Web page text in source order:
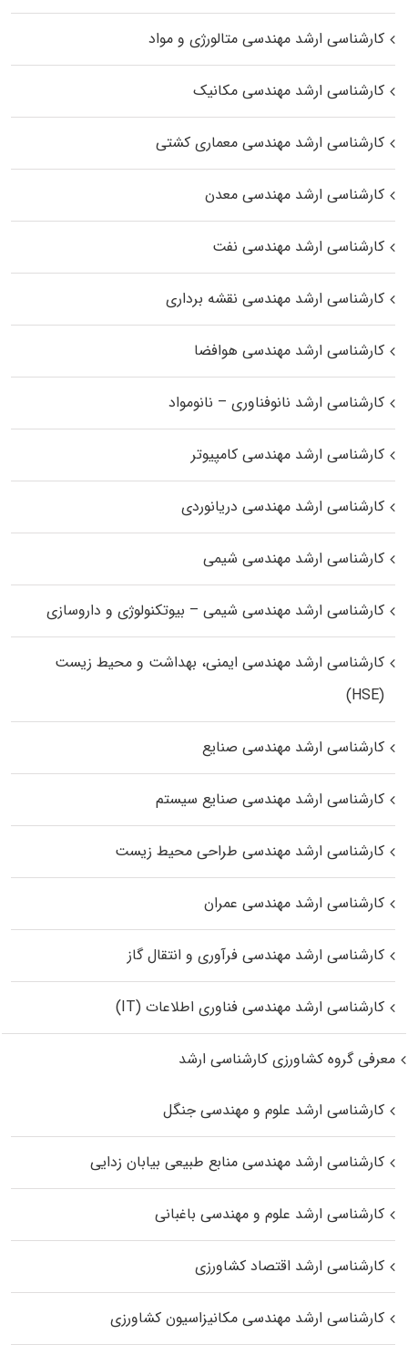
کارشناسی ارشد مهندسی متالورژی و مواد
کارشناسی ارشد مهندسی مکانیک
کارشناسی ارشد مهندسی معماری کشتی
کارشناسی ارشد مهندسی معدن
کارشناسی ارشد مهندسی نفت
کارشناسی ارشد مهندسی نقشه برداری
کارشناسی ارشد مهندسی هوافضا
کارشناسی ارشد نانوفناوری – نانومواد
کارشناسی ارشد مهندسی کامپیوتر
کارشناسی ارشد مهندسی دریانوردی
کارشناسی ارشد مهندسی شیمی
کارشناسی ارشد مهندسی شیمی – بیوتکنولوژی و داروسازی
کارشناسی ارشد مهندسی ایمنی، بهداشت و محیط زیست
(HSE)
کارشناسی ارشد مهندسی صنایع
کارشناسی ارشد مهندسی صنایع سیستم
کارشناسی ارشد مهندسی طراحی محیط زیست
کارشناسی ارشد مهندسی عمران
کارشناسی ارشد مهندسی فرآوری و انتقال گاز
کارشناسی ارشد مهندسی فناوری اطلاعات (IT)
معرفی گروه کشاورزی کارشناسی ارشد
کارشناسی ارشد علوم و مهندسی جنگل
کارشناسی ارشد مهندسی منابع طبیعی بیابان زدایی
کارشناسی ارشد علوم و مهندسی باغبانی
کارشناسی ارشد اقتصاد کشاورزی
کارشناسی ارشد مهندسی مکانیزاسیون کشاورزی